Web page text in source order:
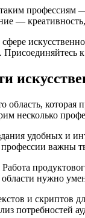
профессиям
—
область, которая
несколько
удобных и
важны
нужно
и скриптов
потребностей